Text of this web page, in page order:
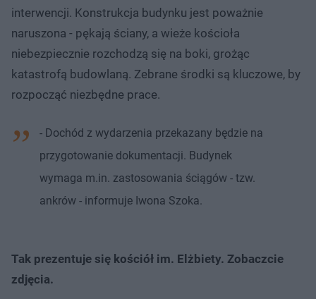
interwencji. Konstrukcja budynku jest poważnie
naruszona - pękają ściany, a wieże kościoła
niebezpiecznie rozchodzą się na boki, grożąc
katastrofą budowlaną. Zebrane środki są kluczowe, by
rozpocząć niezbędne prace.
- Dochód z wydarzenia przekazany będzie na
przygotowanie dokumentacji. Budynek
wymaga m.in. zastosowania ściągów - tzw.
ankrów - informuje Iwona Szoka.
Tak prezentuje się kościół im. Elżbiety. Zobaczcie
zdjęcia.